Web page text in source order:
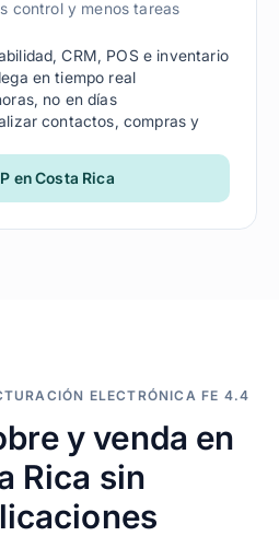
control y menos tareas
CRM, POS e inventario
en tiempo real
no en días
contactos, compras y
en Costa Rica
ELECTRÓNICA FE 4.4
y venda en
Rica sin